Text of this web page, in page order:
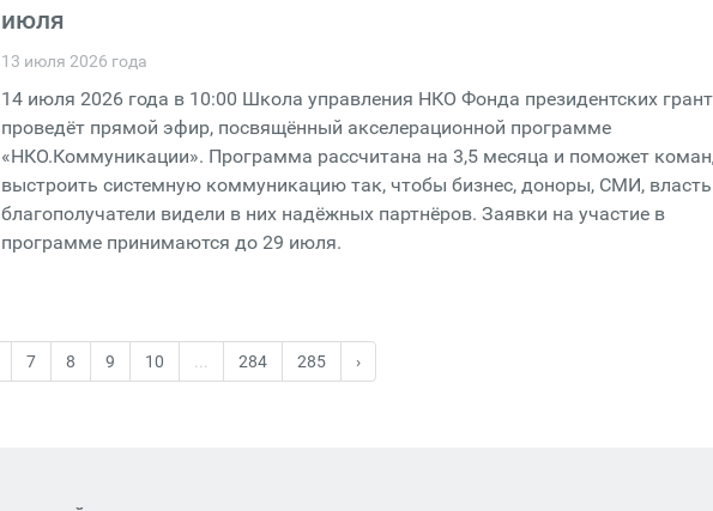
июля
13 июля 2026 года
14 июля 2026 года в 10:00 Школа управления НКО Фонда президентских
проведёт прямой эфир, посвящённый акселерационной программе
«НКО.Коммуникации». Программа рассчитана на 3,5 месяца и поможет
выстроить системную коммуникацию так, чтобы бизнес, доноры, СМИ,
благополучатели видели в них надёжных партнёров. Заявки на участие в
программе принимаются до 29 июля.
7 8 9 10 284 285 ›